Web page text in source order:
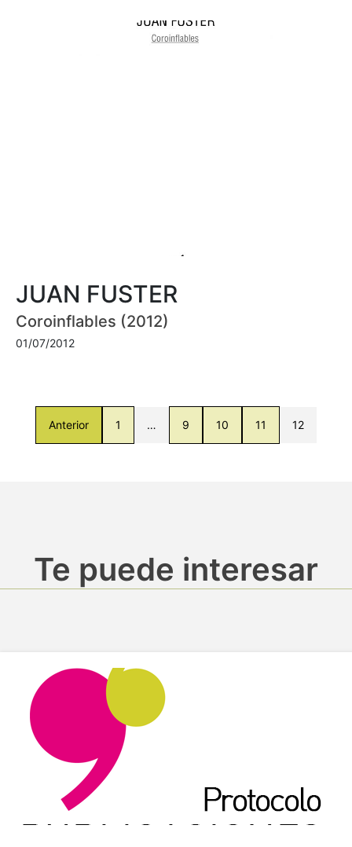
JUAN FUSTER
Coroinflables (2012)
01/07/2012
Anterior 1 … 9 10 11 12
Te puede interesar